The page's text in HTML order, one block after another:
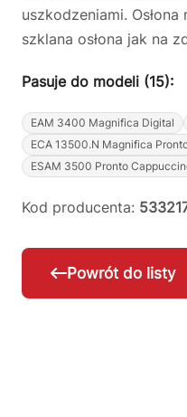
uszkodzeniami.
szklana osłona jak na
Pasuje do modeli (15):
EAM 3400 Magnifica Digital
ECA 13500.N Magnifica
ESAM 3500 Pronto
Kod producenta:
Powrót do listy